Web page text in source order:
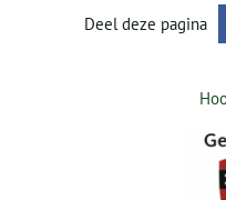
Deel deze pagina